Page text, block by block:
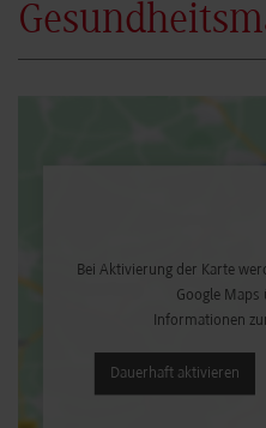
Bei Aktivierung der Karte
Google Maps
Informationen
Dauerhaft aktivieren